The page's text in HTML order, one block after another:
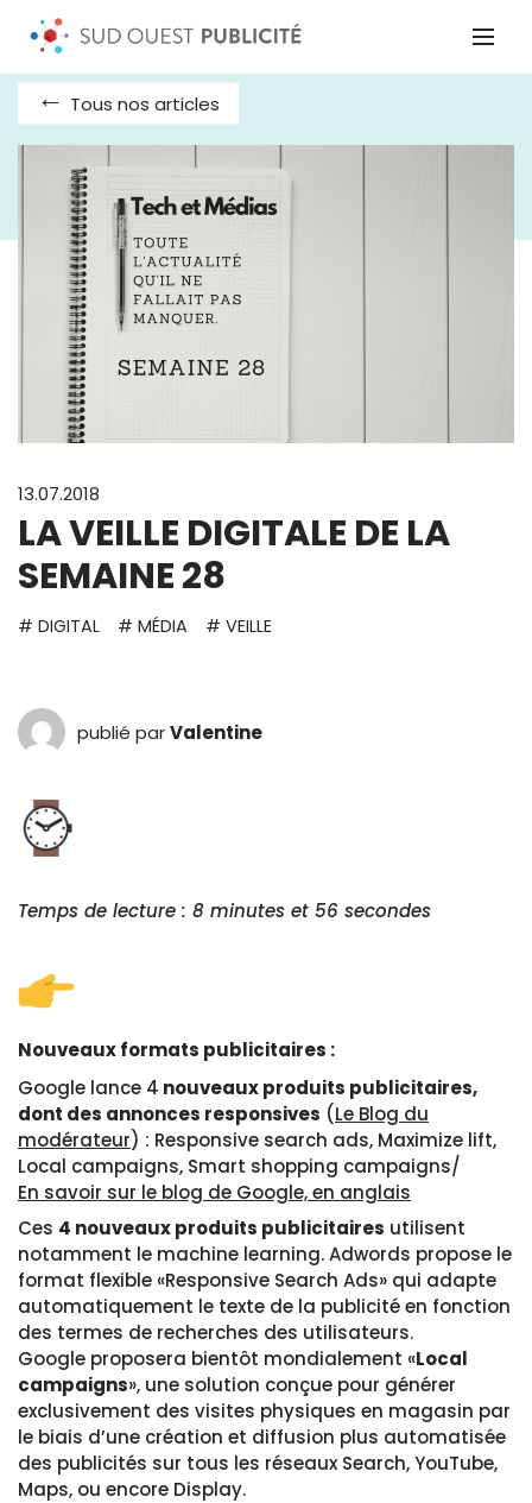
Tous nos articles
13.07.2018
LA VEILLE DIGITALE DE LA
SEMAINE 28
# DIGITAL # MÉDIA # VEILLE
publié parValentine
Temps de lecture : 8 minutes et 56 secondes
Nouveaux formats publicitaires :
Google lance 4 nouveaux produits publicitaires,
dont des annonces responsives (Le Blog du
modérateur) : Responsive search ads, Maximize lift,
Local campaigns, Smart shopping campaigns/
En savoir sur le blog de Google, en anglais
Ces 4 nouveaux produits publicitaires utilisent
notamment le machine learning. Adwords propose le
format flexible «Responsive Search Ads» qui adapte
automatiquement le texte de la publicité en fonction
des termes de recherches des utilisateurs.
Google proposera bientôt mondialement «Local
campaigns», une solution conçue pour générer
exclusivement des visites physiques en magasin par
le biais d’une création et diffusion plus automatisée
des publicités sur tous les réseaux Search, YouTube,
Maps, ou encore Display.